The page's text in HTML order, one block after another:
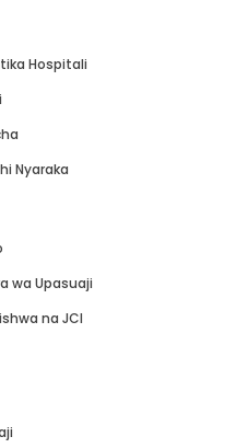
Hospitali
Nyaraka
wa Upasuaji
na JCI